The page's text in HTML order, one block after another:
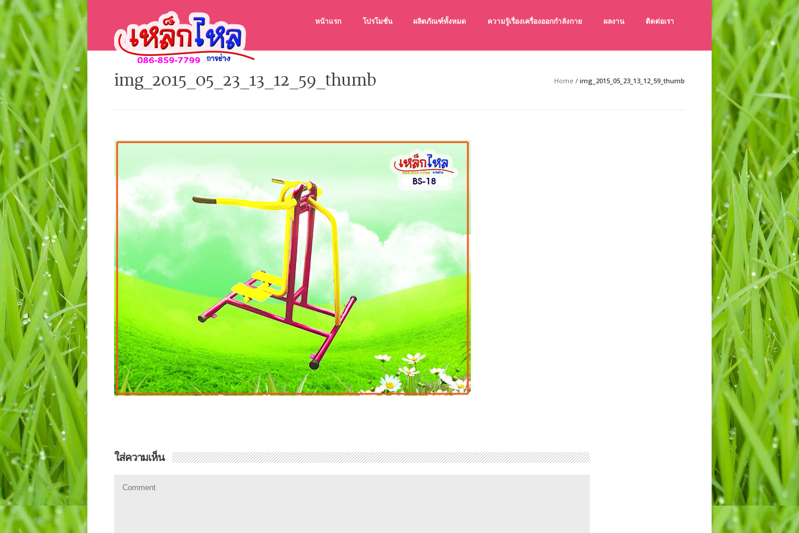
เครื่องออกกำลังกายกลางแจ้ง เช็คราคาเครื่องออกกำลังกายกลางแจ้ง
เครื่องออกกำลังกายกลางแจ้ง คุณภาพดี ราคาถูก
หน้าแรก โปรโมชั่น ผลิตภัณฑ์ทั้งหมด ความรู้เรื่องเครื่องออกกำลังกาย ผลงาน ติดต่อเรา
img_2015_05_23_13_12_59_thumb Home / img_2015_05_23_13_12_59_thumb
ใส่ความเห็น